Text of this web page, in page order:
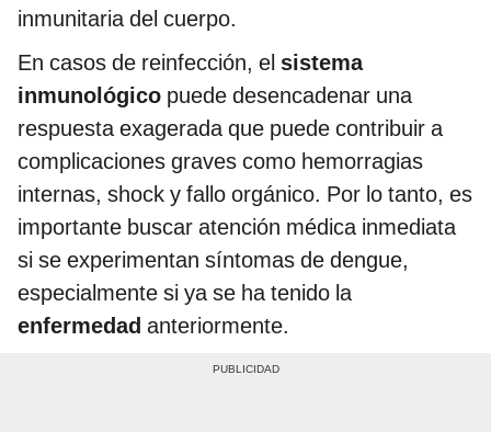
inmunitaria del cuerpo.
En casos de reinfección, el sistema
inmunológico puede desencadenar una
respuesta exagerada que puede contribuir a
complicaciones graves como hemorragias
internas, shock y fallo orgánico. Por lo tanto, es
importante buscar atención médica inmediata
si se experimentan síntomas de dengue,
especialmente si ya se ha tenido la
enfermedad anteriormente.